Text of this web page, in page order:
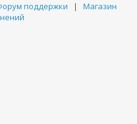
поддержки | Магазин